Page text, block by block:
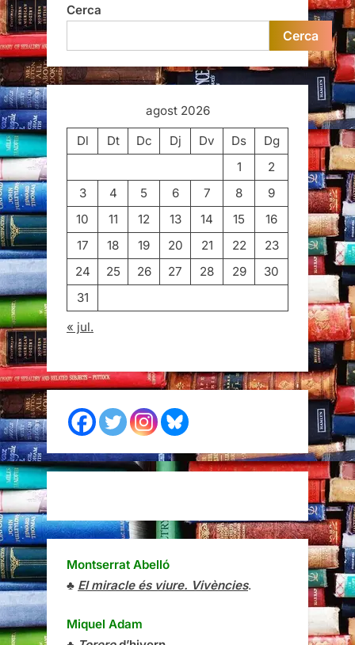
Cerca
Cerca
agost 2026
Dl
Dt Dc Dj Dv Ds
Dg
1
2
3
4 5 6 7 8
9
10
11 12 13 14 15
16
17
18 19 20 21 22
23
24
25 26 27 28 29
30
31
« jul.
Montserrat Abelló
♣ El miracle és viure. Vivències.
Miquel Adam